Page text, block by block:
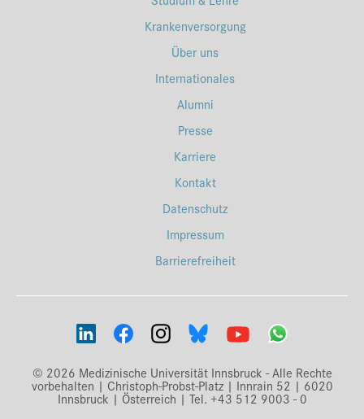
Krankenversorgung
Über uns
Internationales
Alumni
Presse
Karriere
Kontakt
Datenschutz
Impressum
Barrierefreiheit
© 2026 Medizinische Universität Innsbruck - Alle Rechte
vorbehalten | Christoph-Probst-Platz | Innrain 52 | 6020
Innsbruck | Österreich | Tel. +43 512 9003 - 0